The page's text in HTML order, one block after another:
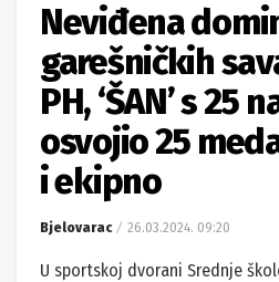
Neviđena
garešničkih
PH, ‘ŠAN’ s 25
osvojio 25
i ekipno
Bjelovarac 26.03.2024. 09:20
U sportskoj dvorani Srednje